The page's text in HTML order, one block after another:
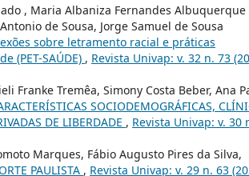
, Maria Albaniza Fernandes Albuquerque
de Sousa, Jorge Samuel de Sousa
sobre letramento racial e práticas
(PET-SAÚDE) , Revista Univap: v. 32 n. 73
Franke Tremêa, Simony Costa Beber, Ana
SOCIODEMOGRÁFICAS,
DE LIBERDADE , Revista Univap: v. 30
Marques, Fábio Augusto Pires da Silva,
PAULISTA , Revista Univap: v. 29 n. 63